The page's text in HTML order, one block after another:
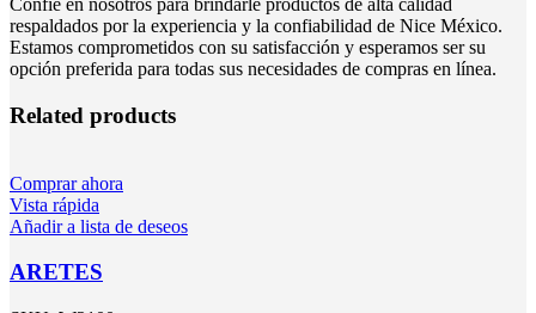
Confíe en nosotros para brindarle productos de alta calidad
respaldados por la experiencia y la confiabilidad de Nice México.
Estamos comprometidos con su satisfacción y esperamos ser su
opción preferida para todas sus necesidades de compras en línea.
Related products
Comprar ahora
Vista rápida
Añadir a lista de deseos
ARETES